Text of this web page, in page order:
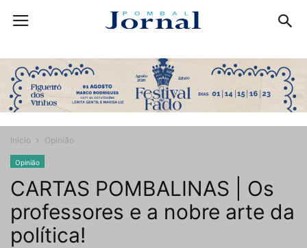
Início Opinião
Opinião
CARTAS POMBALINAS | Os
professores e a nobre arte da
política!